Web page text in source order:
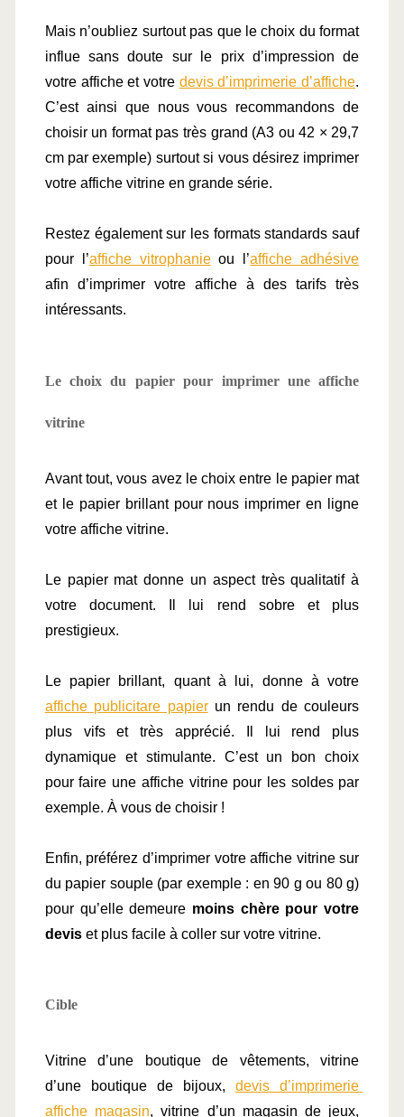
Mais n’oubliez surtout pas que le choix du format
influe sans doute sur le prix d’impression de
votre affiche et votre devis d’imprimerie d’affiche.
C’est ainsi que nous vous recommandons de
choisir un format pas très grand (A3 ou 42 × 29,7
cm par exemple) surtout si vous désirez imprimer
votre affiche vitrine en grande série.
Restez également sur les formats standards sauf
pour l’affiche vitrophanie ou l’affiche adhésive
afin d’imprimer votre affiche à des tarifs très
intéressants.
Le choix du papier pour imprimer une affiche
vitrine
Avant tout, vous avez le choix entre le papier mat
et le papier brillant pour nous imprimer en ligne
votre affiche vitrine.
Le papier mat donne un aspect très qualitatif à
votre document. Il lui rend sobre et plus
prestigieux.
affiche publicitare papier un rendu de couleurs
plus vifs et très apprécié. Il lui rend plus
dynamique et stimulante. C’est un bon choix
pour faire une affiche vitrine pour les soldes par
exemple. À vous de choisir !
Enfin, préférez d’imprimer votre affiche vitrine sur
du papier souple (par exemple : en 90 g ou 80 g)
pour qu’elle demeure moins chère pour votre
devis et plus facile à coller sur votre vitrine.
Cible
Vitrine d’une boutique de vêtements, vitrine
d’une boutique de bijoux, devis d’imprimerie
affiche magasin, vitrine d’un magasin de jeux,